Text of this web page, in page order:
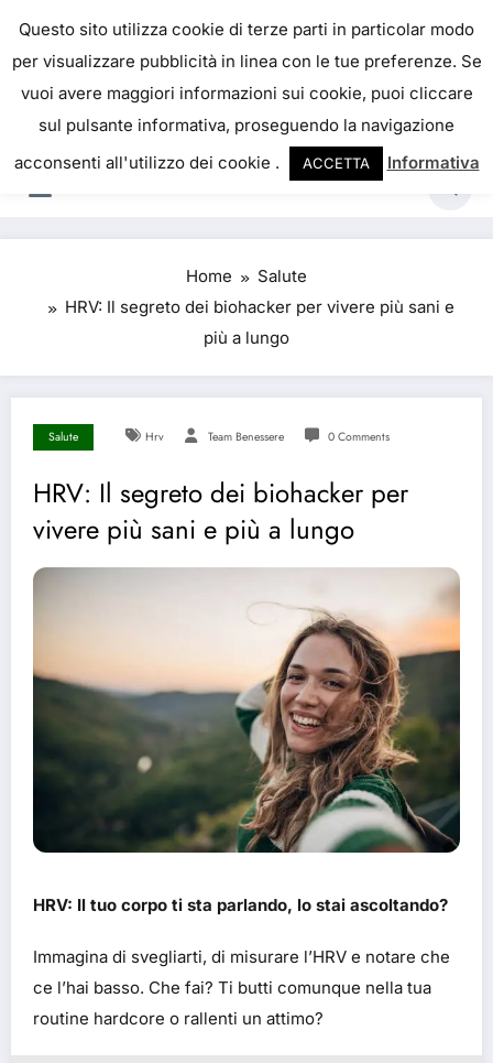
content
IL PORTALE DEL BENESSERE
La salute è come il denaro, non abbiamo mai una
vera idea del suo valore fino a quando la
perdiamo. Josh Billings
Home
Salute
HRV: Il segreto dei biohacker per vivere più sani e
più a lungo
Salute Hrv Team Benessere 0 Comments
HRV: Il segreto dei biohacker per
vivere più sani e più a lungo
HRV: Il tuo corpo ti sta parlando, lo stai ascoltando?
Immagina di svegliarti, di misurare l’HRV e notare che
ce l’hai basso. Che fai? Ti butti comunque nella tua
routine hardcore o rallenti un attimo?
Questo sito utilizza cookie di terze parti in particolar modo
per visualizzare pubblicità in linea con le tue preferenze. Se
vuoi avere maggiori informazioni sui cookie, puoi cliccare
sul pulsante informativa, proseguendo la navigazione
acconsenti all'utilizzo dei cookie .
ACCETTA Informativa